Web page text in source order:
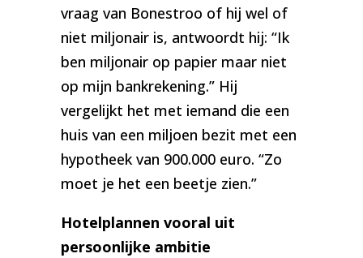
vraag van Bonestroo of hij wel of
niet miljonair is, antwoordt hij: “Ik
ben miljonair op papier maar niet
op mijn bankrekening.” Hij
vergelijkt het met iemand die een
huis van een miljoen bezit met een
hypotheek van 900.000 euro. “Zo
moet je het een beetje zien.”
Hotelplannen vooral uit
persoonlijke ambitie